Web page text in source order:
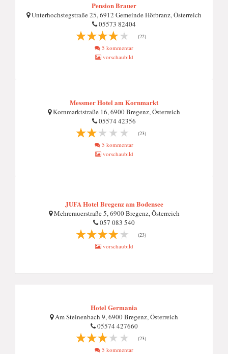
Pension Brauer
Unterhochstegstraße 25, 6912 Gemeinde Hörbranz, Österreich
05573 82404
(22)
5 kommentar
vorschaubild
Messmer Hotel am Kornmarkt
Kornmarktstraße 16, 6900 Bregenz, Österreich
05574 42356
(23)
5 kommentar
vorschaubild
JUFA Hotel Bregenz am Bodensee
Mehrerauerstraße 5, 6900 Bregenz, Österreich
057 083 540
(23)
vorschaubild
Hotel Germania
Am Steinenbach 9, 6900 Bregenz, Österreich
05574 427660
(23)
5 kommentar